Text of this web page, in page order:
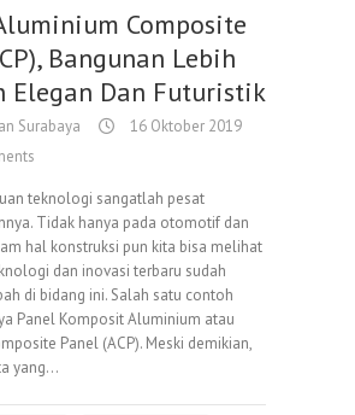
Composite
Bangunan Lebih
Elegan Dan Futuristik
Surabaya
16 Oktober 2019
teknologi sangatlah pesat
Tidak hanya pada otomotif dan
hal konstruksi pun kita bisa melihat
dan inovasi terbaru sudah
di bidang ini. Salah satu contoh
Panel Komposit Aluminium atau
Panel (ACP). Meski demikian,
yang…